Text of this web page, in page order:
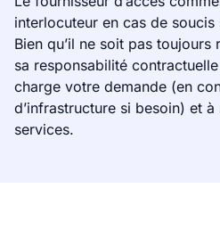
interlocuteur en cas de
Bien qu’il ne soit pas toujours
sa responsabilité
charge votre demande (en
d’infrastructure si besoin) et
services.